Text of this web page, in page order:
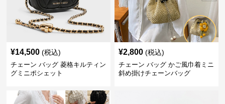
¥14,500 (税込)
チェーン バッグ 菱格キルティン
グミニポシェット
¥2,800 (税込)
チェーン バッグ かご風巾着ミニ
斜め掛けチェーンバッグ